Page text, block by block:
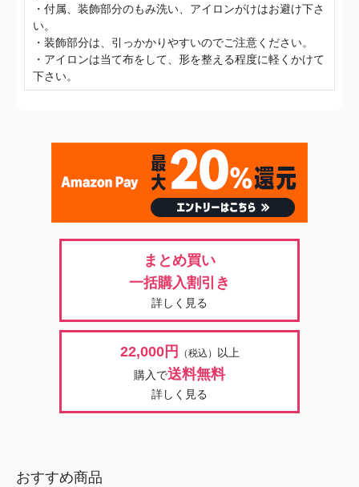
・付属、装飾部分のもみ洗い、アイロンがけはお避け下さ
い。
・装飾部分は、引っかかりやすいのでご注意ください。
・アイロンは当て布をして、形を整える程度に軽くかけて
下さい。
まとめ買い
一括購入割引き
詳しく見る
22,000円 （税込）
以上
購入で送料無料
詳しく見る
おすすめ商品